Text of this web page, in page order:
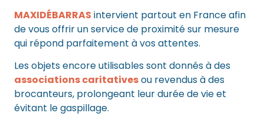
MAXIDÉBARRAS intervient partout en France afin
de vous offrir un service de proximité sur mesure
qui répond parfaitement à vos attentes.
Les objets encore utilisables sont donnés à des
associations caritativesou revendus à des
brocanteurs, prolongeant leur durée de vie et
évitant le gaspillage.